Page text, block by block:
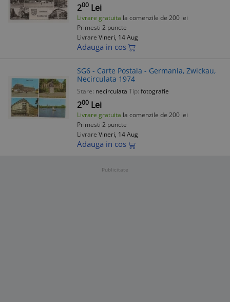
200 Lei
Livrare gratuita la comenzile de 200 lei
Primesti 2 puncte
Livrare Vineri, 14 Aug
Adauga in cos
SG6 - Carte Postala - Germania, Zwickau,
Necirculata 1974
Stare: necirculata Tip: fotografie
200 Lei
Livrare gratuita la comenzile de 200 lei
Primesti 2 puncte
Livrare Vineri, 14 Aug
Adauga in cos
Publicitate